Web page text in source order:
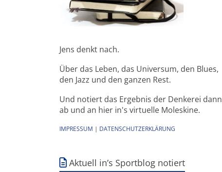
Jens denkt nach.
Über das Leben, das Universum, den Blues,
den Jazz und den ganzen Rest.
Und notiert das Ergebnis der Denkerei dann
ab und an hier in's virtuelle Moleskine.
IMPRESSUM | DATENSCHUTZERKLÄRUNG
Aktuell in’s Sportblog notiert